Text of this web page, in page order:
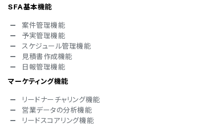
ノルウェー語
ロシア語
スペイン語
スウェーデン語
タイ語
アラビア語
インドネシア語
クロアチア語
チェコ語
ヘブライ語
SFA基本機能
案件管理機能
予実管理機能
スケジュール管理機能
見積書作成機能
日報管理機能
マーケティング機能
リードナーチャリング機能
営業データの分析機能
リードスコアリング機能